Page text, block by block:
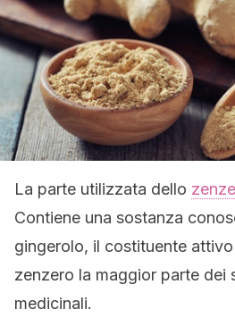
La parte utilizzata dello
Contiene una sostanza
gingerolo, il costituente
zenzero la maggior parte dei
medicinali.